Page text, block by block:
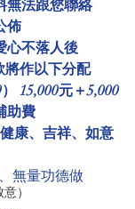
）
無法跟您聯絡
佈
心不落人後
將作以下分配
15,000元＋5,000
助費
康、吉祥、如意
無量功德做